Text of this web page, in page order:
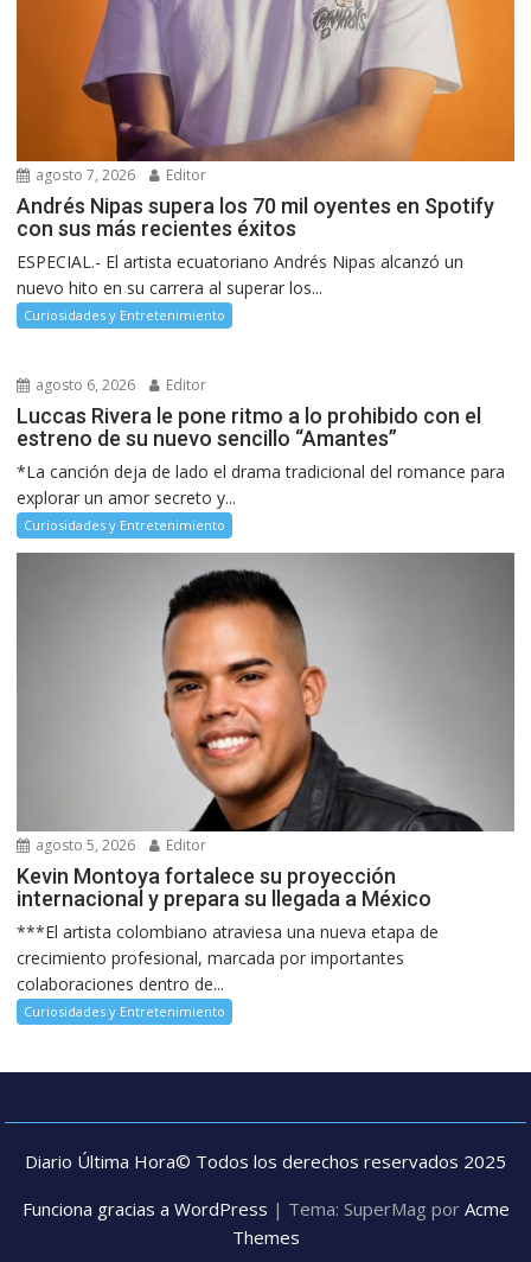
agosto 7, 2026 Editor
Andrés Nipas supera los 70 mil oyentes en Spotify
con sus más recientes éxitos
ESPECIAL.- El artista ecuatoriano Andrés Nipas alcanzó un
nuevo hito en su carrera al superar los...
Curiosidades y Entretenimiento
agosto 6, 2026 Editor
Luccas Rivera le pone ritmo a lo prohibido con el
estreno de su nuevo sencillo “Amantes”
*La canción deja de lado el drama tradicional del romance para
explorar un amor secreto y...
Curiosidades y Entretenimiento
agosto 5, 2026 Editor
Kevin Montoya fortalece su proyección
internacional y prepara su llegada a México
***El artista colombiano atraviesa una nueva etapa de
crecimiento profesional, marcada por importantes
colaboraciones dentro de...
Curiosidades y Entretenimiento
Diario Última Hora© Todos los derechos reservados 2025
Funciona gracias a WordPress | Tema: SuperMag por Acme
Themes